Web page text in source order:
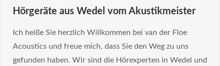
Hörgeräte aus Wedel vom Akustikmeister
Ich heiße Sie herzlich Willkommen bei van der Floe
Acoustics und freue mich, dass Sie den Weg zu uns
gefunden haben. Wir sind die Hörexperten in Wedel und